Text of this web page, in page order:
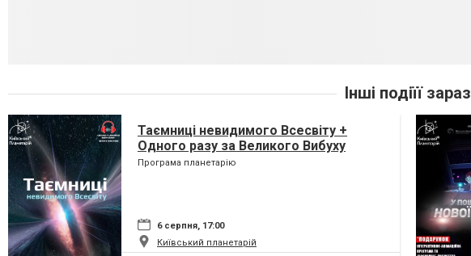
Інші подіїї зараз
Таємниці невидимого Всесвіту +
Одного разу за Великого Вибуху
Програма планетарію
6 серпня, 17:00
Київський планетарій